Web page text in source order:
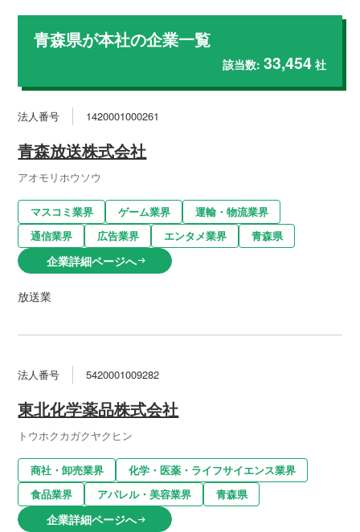
青森県が本社の企業一覧
該当数: 33,454社
法人番号 1420001000261
青森放送株式会社
アオモリホウソウ
マスコミ業界 ゲーム業界
運輸・物流業界
通信業界
広告業界 エンタメ業界 青森県
企業詳細ページへarrow_right_alt
放送業
法人番号 5420001009282
東北化学薬品株式会社
トウホクカガクヤクヒン
商社・卸売業界
化学・医薬・ライフサイエンス業界
食品業界
アパレル・美容業界 青森県
企業詳細ページへarrow_right_alt